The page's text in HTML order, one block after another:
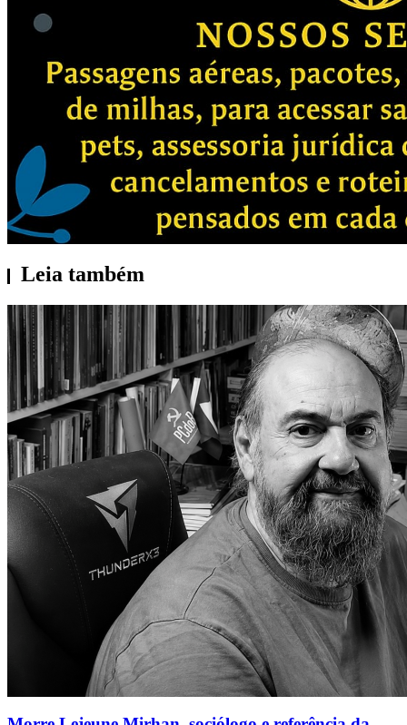
Leia também